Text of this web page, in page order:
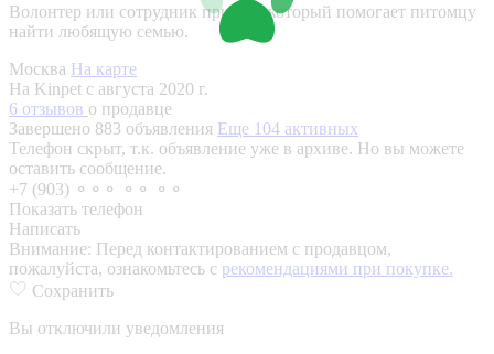
Волонтер или сотрудник приюта, который помогает питомцу
найти любящую семью.
Москва На карте
На Kinpet c августа 2020 г.
6 отзывов о продавце
Завершено 883 объявления Еще 104 активных
Телефон скрыт, т.к. объявление уже в архиве. Но вы можете
оставить сообщение.
+7 (903) ⚬⚬⚬ ⚬⚬ ⚬⚬
Показать телефон
Написать
Внимание: Перед контактированием с продавцом,
пожалуйста, ознакомьтесь с рекомендациями при покупке.
Сохранить
Вы отключили уведомления